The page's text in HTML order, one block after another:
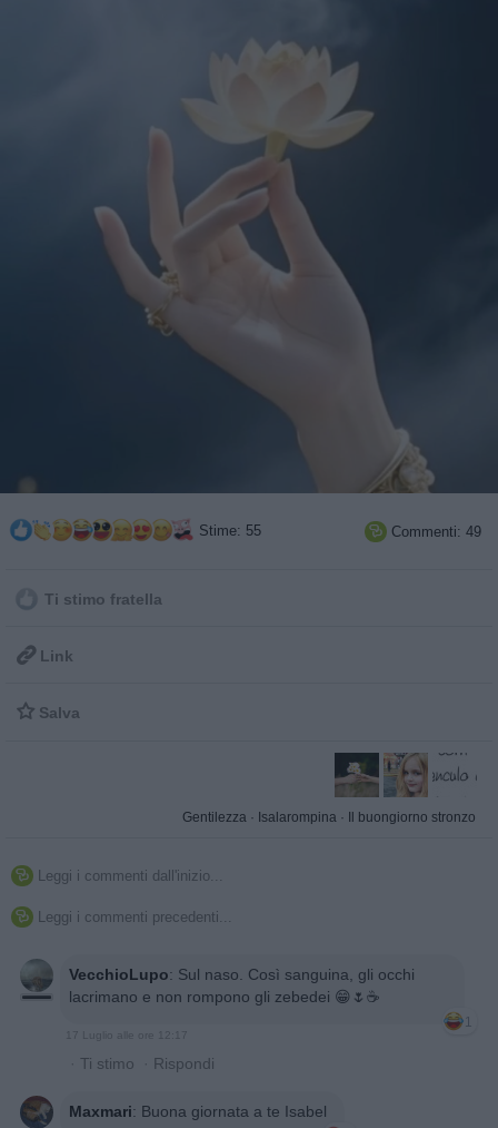
Stime: 55  Commenti: 49
Ti stimo fratella
 Link
 Salva
Gentilezza · Isalarompina · Il buongiorno stronzo
 Leggi i commenti dall'inizio...
 Leggi i commenti precedenti...
VecchioLupo: Sul naso. Così sanguina, gli occhi
lacrimano e non rompono gli zebedei 😁🌷☕
1
17 Luglio alle ore 12:17
· Ti stimo · Rispondi
Maxmari: Buona giornata a te Isabel